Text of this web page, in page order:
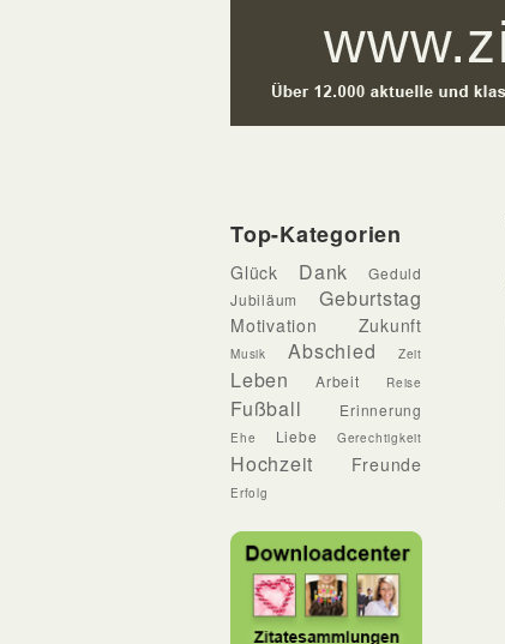
Top-Kategorien
Glück Dank
Geduld
Jubiläum
Geburtstag
Motivation Zukunft
Musik Abschied Zeit
Leben Arbeit Reise
Fußball Erinnerung
Ehe Liebe Gerechtigkeit
Hochzeit Freunde
Erfolg